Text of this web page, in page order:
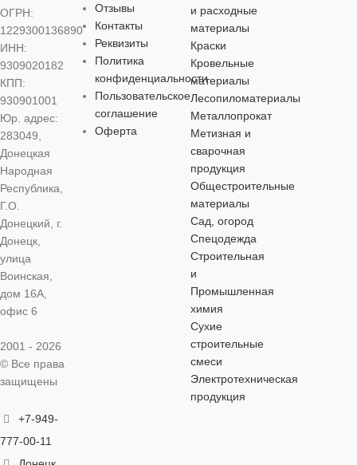
ОСОБЕННОСТИ
обезжиривающие
свойства
ОБЪЕМ
ОСОБЕННОСТИ
концентрат
ОГРН:
1229300136890
ИНН:
9309020182
КПП:
930901001
Юр. адрес:
283049,
Донецкая
Народная
Республика,
Г.О.
Донецкий, г.
Донецк,
улица
Воинская,
дом 16А,
офис 6
2001 - 2026
© Все права
защищены
+7-949-
777-00-11
Отзывы
Контакты
Реквизиты
Политика
конфиденциальности
Пользовательское
соглашение
Оферта
и расходные
материалы
Краски
Кровельные
материалы
Лесопиломатериалы
Металлопрокат
Метизная и
сварочная
продукция
Общестроительные
материалы
Сад, огород
Спецодежда
Строительная
и
Промышленная
химия
Сухие
строительные
смеси
Электротехническая
продукция